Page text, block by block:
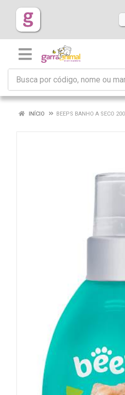
INÍCIO BEEPS BANHO A SECO